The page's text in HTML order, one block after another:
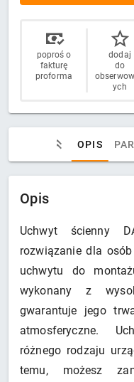
poproś o
fakturę
proforma
dodaj
do
ych
OPIS
Opis
Uchwyt ścienny
rozwiązanie dla
uchwytu do
wykonany z
gwarantuje jego
atmosferyczne.
różnego rodzaju
temu, możesz